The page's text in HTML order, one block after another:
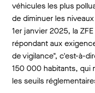
véhicules les plus
de diminuer les
1er janvier 2025, la
répondant aux
de vigilance", c'est-à-
150 000 habitants, qui
les seuils